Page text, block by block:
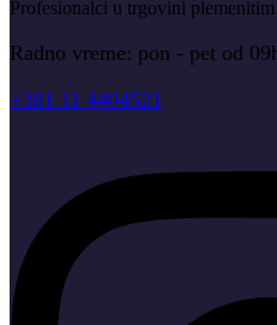
Profesionalci u trgovini plemenitim
Radno vreme: pon - pet od
+381 11 4404521